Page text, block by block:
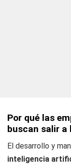
Por qué las
buscan salir a
El desarrollo y
inteligencia